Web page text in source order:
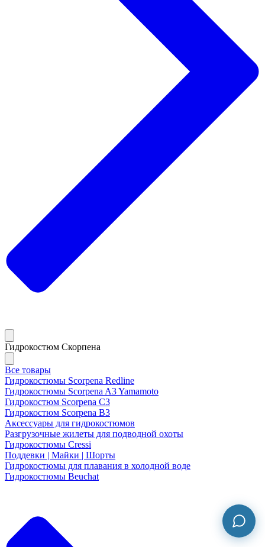
Гидрокостюм Скорпена
Все товары
Гидрокостюмы Scorpena Redline
Гидрокостюмы Scorpena A3 Yamamoto
Гидрокостюм Scorpena C3
Гидрокостюм Scorpena B3
Аксессуары для гидрокостюмов
Разгрузочные жилеты для подводной охоты
Гидрокостюмы Cressi
Поддевки | Майки | Шорты
Гидрокостюмы для плавания в холодной воде
Гидрокостюмы Beuchat